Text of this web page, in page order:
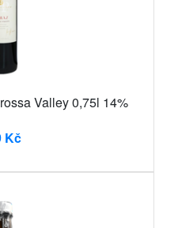
Valley 0,75l 14%
Kč